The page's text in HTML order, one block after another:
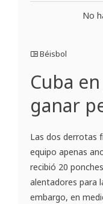
No
Béisbol
Cuba
ganar
Las dos derrotas
equipo apenas
recibió 20
alentadores para
embargo, en